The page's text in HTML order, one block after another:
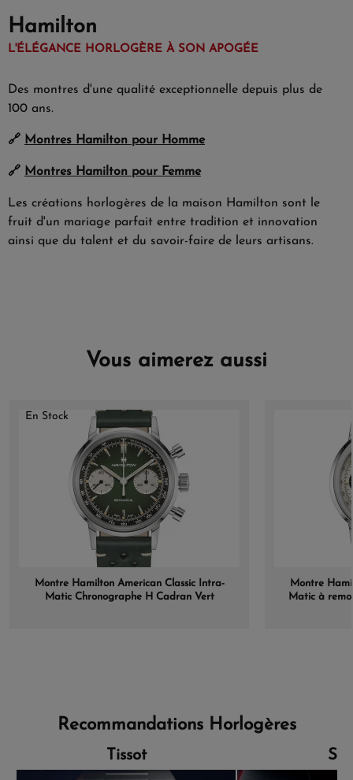
Hamilton
L'ÉLÉGANCE HORLOGÈRE À SON APOGÉE
Des montres d'une qualité exceptionnelle depuis plus de
100 ans.
🔗 Montres Hamilton pour Homme
🔗 Montres Hamilton pour Femme
Les créations horlogères de la maison Hamilton sont le
fruit d'un mariage parfait entre tradition et innovation
ainsi que du talent et du savoir-faire de leurs artisans.
Vous aimerez aussi
En Stock
Montre Hamilton American Classic Intra-
Matic Chronographe H Cadran Vert
Montre
Matic à
Recommandations Horlogères
Tissot